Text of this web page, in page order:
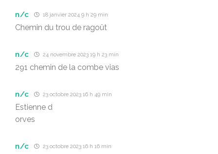
n/c 18 janvier 2024 9 h 29 min
Chemin du trou de ragoût
n/c 24 novembre 2023 19 h 23 min
291 chemin de la combe vias
n/c 23 octobre 2023 16 h 49 min
Estienne d
orves
n/c 23 octobre 2023 16 h 16 min